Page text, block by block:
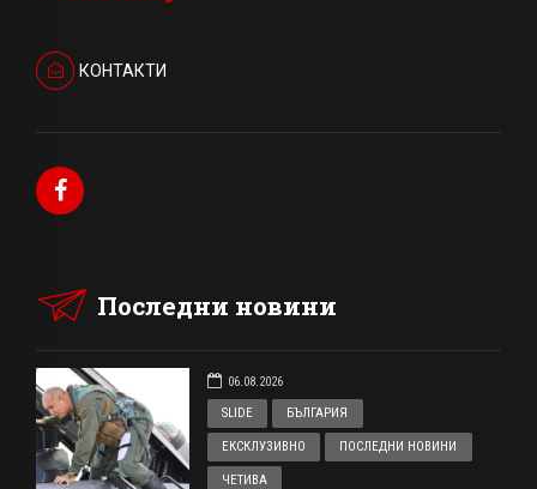
КОНТАКТИ
Последни новини
06.08.2026
SLIDE
БЪЛГАРИЯ
ЕКСКЛУЗИВНО ПОСЛЕДНИ НОВИНИ
ЧЕТИВА